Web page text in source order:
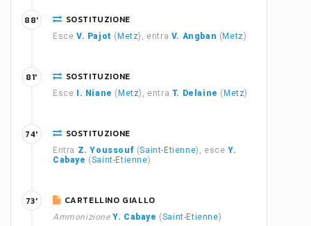
SOSTITUZIONE
Esce V. Pajot ( Metz), entra V. Angban ( Metz)
88'
SOSTITUZIONE
Esce I. Niane ( Metz), entra T. Delaine ( Metz)
81'
SOSTITUZIONE
Entra Z. Youssouf (Saint-Etienne), esceY.
Cabaye (Saint-Etienne)
74'
CARTELLINO GIALLO
Ammonizione Y. Cabaye (Saint-Etienne)
73'